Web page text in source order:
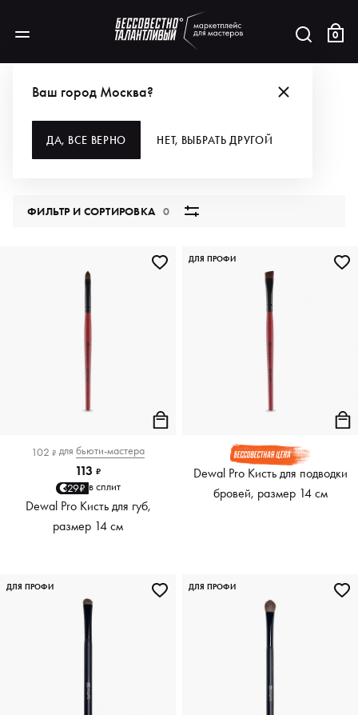
0
Ваш город Москва?
ДА, ВСЕ ВЕРНО НЕТ, ВЫБРАТЬ ДРУГОЙ
ДЛЯ МАКИЯЖА
ФИЛЬТР И СОРТИРОВКА0
102 ₽ для бьюти-мастера
113 ₽
29₽ в сплит
Dewal Pro Кисть для губ,
размер 14 см
Dewal Pro Кисть для подводки
бровей, размер 14 см
ДЛЯ ПРОФИ
ДЛЯ ПРОФИ ДЛЯ ПРОФИ